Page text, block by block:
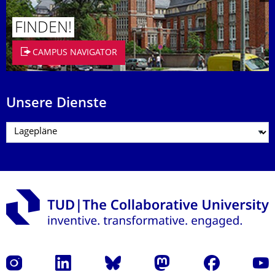
FINDEN!
CAMPUS NAVIGATOR
Unsere Dienste
Instagram LinkedIn Bluesky Mastodon Facebook